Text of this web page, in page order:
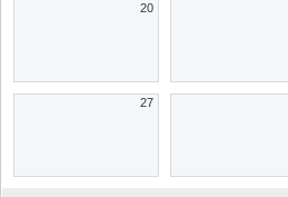
20
27